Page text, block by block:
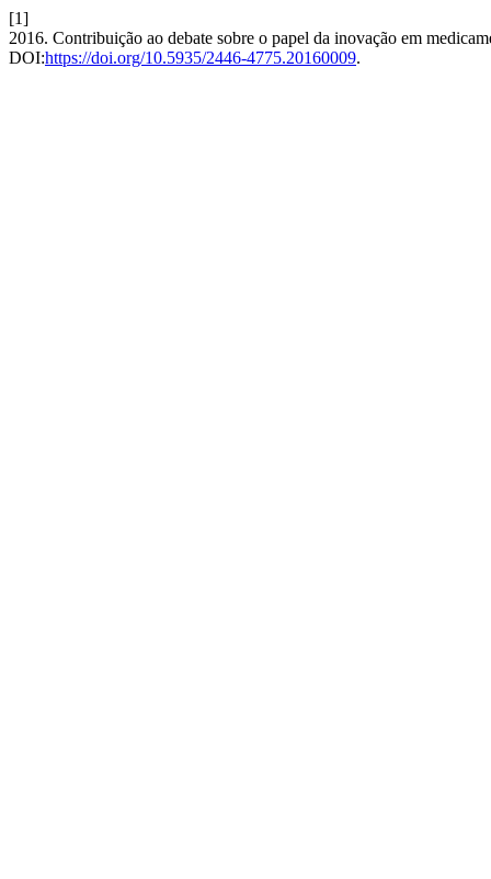
[1]
2016. Contribuição ao debate sobre o papel da inovação em
DOI:https://doi.org/10.5935/2446-4775.20160009.